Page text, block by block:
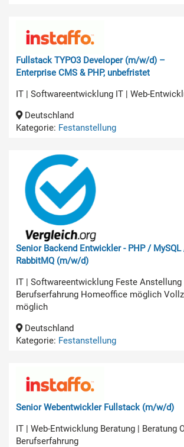
Fullstack TYPO3 Developer (m/w/d) –
Enterprise CMS & PHP, unbefristet
IT | Softwareentwicklung IT | Web-
Deutschland
Kategorie: Festanstellung
Senior Backend Entwickler - PHP / MySQL
RabbitMQ (m/w/d)
IT | Softwareentwicklung Feste
Berufserfahrung Homeoffice möglich
möglich
Deutschland
Kategorie: Festanstellung
Senior Webentwickler Fullstack (m/w/d)
IT | Web-Entwicklung Beratung | Beratung
Berufserfahrung